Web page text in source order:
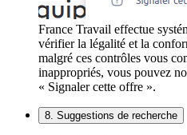
France Travail effectue
vérifier la légalité et la
malgré ces contrôles vous
inappropriés, vous pouvez
« Signaler cette offre ».
8. Suggestions de recherche